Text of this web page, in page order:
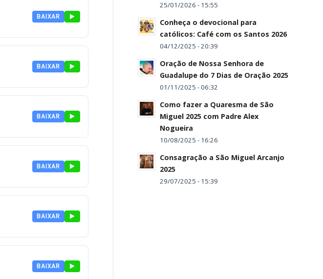
BAIXAR
BAIXAR
BAIXAR
BAIXAR
BAIXAR
BAIXAR
25/01/2026 - 15:55
Conheça o devocional para
católicos: Café com os Santos 2026
04/12/2025 - 20:39
Oração de Nossa Senhora de
Guadalupe do 7 Dias de Oração 2025
01/11/2025 - 06:32
Como fazer a Quaresma de São
Miguel 2025 com Padre Alex
Nogueira
10/08/2025 - 16:26
Consagração a São Miguel Arcanjo
2025
29/07/2025 - 15:39